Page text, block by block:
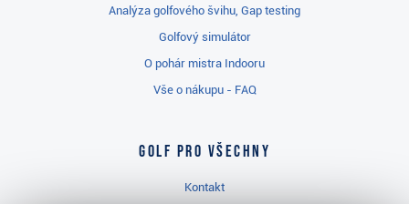
Analýza golfového švihu, Gap testing
Golfový simulátor
O pohár mistra Indooru
Vše o nákupu - FAQ
Golf pro všechny
Kontakt